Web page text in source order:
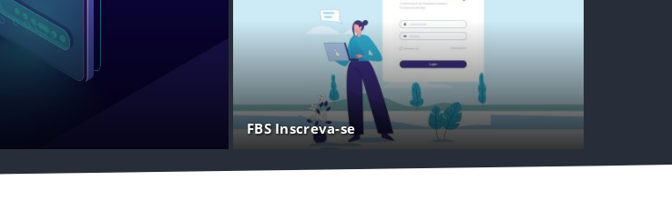
FBS Inscreva-se